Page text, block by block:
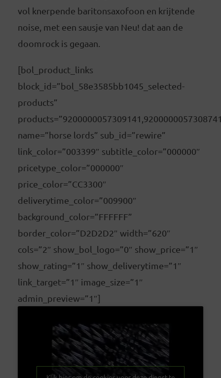
vol knerpende baritonsaxofoon en krijtende
noise, met een sausje van Neu! dat aan de
doomrock is gegaan.
[bol_product_links
block_id=”bol_58e3585bb1045_selected-
products”
name=”horse lords” sub_id=”rewire”
link_color=”003399″ subtitle_color=”000000″
pricetype_color=”000000″
price_color=”CC3300″
deliverytime_color=”009900″
background_color=”FFFFFF”
border_color=”D2D2D2″ width=”620″
cols=”2″ show_bol_logo=”0″ show_price=”1″
show_rating=”1″ show_deliverytime=”1″
link_target=”1″ image_size=”1″
admin_preview=”1″]